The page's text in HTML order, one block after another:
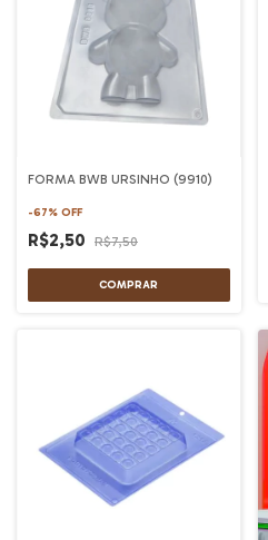
FORMA BWB URSINHO (9910)
-67% OFF
R$2,50 R$7,50